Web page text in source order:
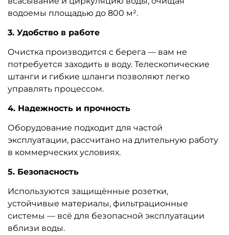
водоемы площадью до 800 м².
3. Удобство в работе
Очистка производится с берега — вам не
потребуется заходить в воду. Телескопические
штанги и гибкие шланги позволяют легко
управлять процессом.
4. Надежность и прочность
Оборудование подходит для частой
эксплуатации, рассчитано на длительную работу
в коммерческих условиях.
5. Безопасность
Используются защищённые розетки,
устойчивые материалы, фильтрационные
системы — всё для безопасной эксплуатации
вблизи воды.